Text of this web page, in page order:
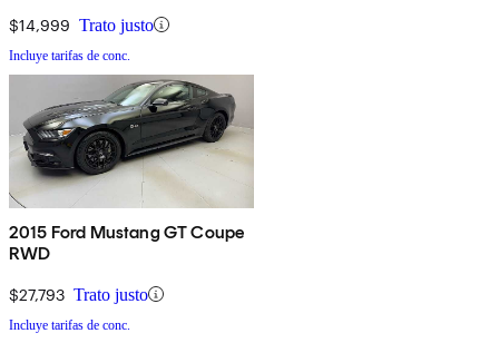
$14,999 Trato justo
Incluye tarifas de conc.
2015 Ford Mustang GT Coupe
RWD
$27,793 Trato justo
Incluye tarifas de conc.